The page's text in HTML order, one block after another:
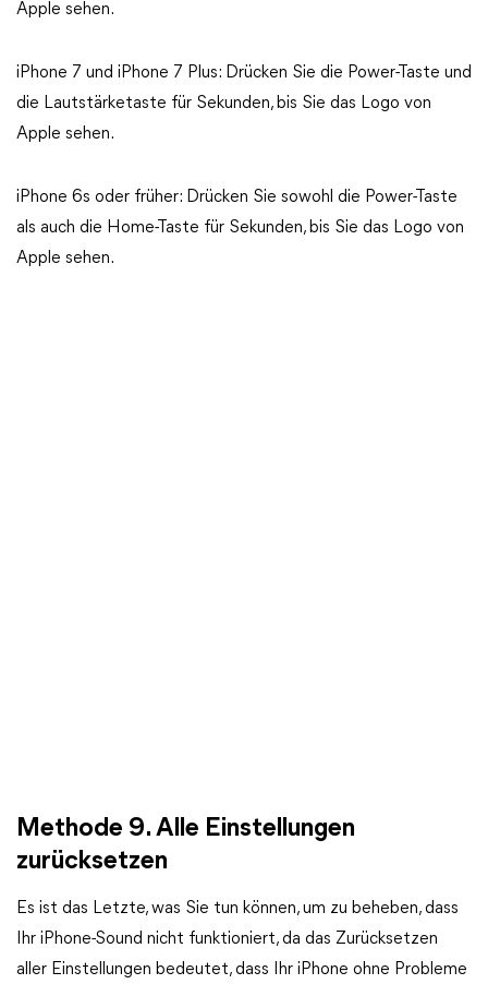
Apple sehen.
iPhone 7 und iPhone 7 Plus: Drücken Sie die Power-Taste und
die Lautstärketaste für Sekunden, bis Sie das Logo von
Apple sehen.
iPhone 6s oder früher: Drücken Sie sowohl die Power-Taste
als auch die Home-Taste für Sekunden, bis Sie das Logo von
Apple sehen.
Methode 9. Alle Einstellungen
zurücksetzen
Es ist das Letzte, was Sie tun können, um zu beheben, dass
Ihr iPhone-Sound nicht funktioniert, da das Zurücksetzen
aller Einstellungen bedeutet, dass Ihr iPhone ohne Probleme